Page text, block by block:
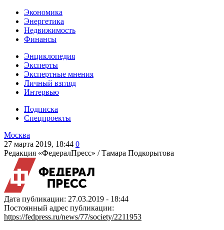
Экономика
Энергетика
Недвижимость
Финансы
Энциклопедия
Эксперты
Экспертные мнения
Личный взгляд
Интервью
Подписка
Спецпроекты
Москва
27 марта 2019, 18:44 0
Редакция «ФедералПресс» /Тамара Подкорытова
Дата публикации: 27.03.2019 - 18:44
Постоянный адрес публикации:
https://fedpress.ru/news/77/society/2211953